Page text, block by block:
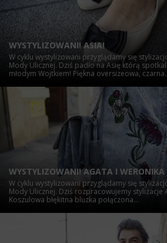
WYSTYLIZOWANI! ASIA!
W cyklu wystylizowani przyglądamy się
Mody Ulicznej. Dziś padło na Asię którą
młodym Wojtkiem! Piękna oversizeowa,
WYSTYLIZOWANI! AGATA I WERONIKA
W cyklu wystylizowani przyglądamy się
Mody Ulicznej. Dziś rozpracowujemy stylizacje
Koszulowa błękitna bluzka połączona...